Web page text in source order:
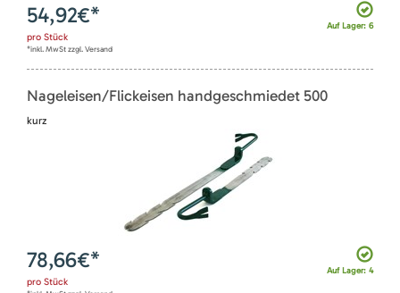
Auf Lager: 6
54,92€*
pro Stück
*inkl. MwSt zzgl. Versand
Nageleisen/Flickeisen handgeschmiedet 500
kurz
Auf Lager: 4
78,66€*
pro Stück